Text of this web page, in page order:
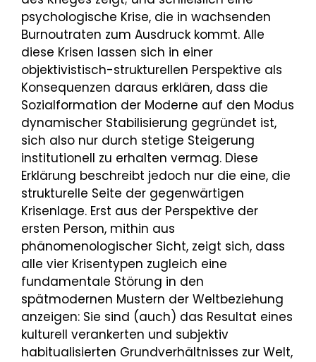
psychologische Krise, die in wachsenden
Burnoutraten zum Ausdruck kommt. Alle
diese Krisen lassen sich in einer
objektivistisch-strukturellen Perspektive als
Konsequenzen daraus erklären, dass die
Sozialformation der Moderne auf den Modus
dynamischer Stabilisierung gegründet ist,
sich also nur durch stetige Steigerung
institutionell zu erhalten vermag. Diese
Erklärung beschreibt jedoch nur die eine, die
strukturelle Seite der gegenwärtigen
Krisenlage. Erst aus der Perspektive der
ersten Person, mithin aus
phänomenologischer Sicht, zeigt sich, dass
alle vier Krisentypen zugleich eine
fundamentale Störung in den
spätmodernen Mustern der Weltbeziehung
anzeigen: Sie sind (auch) das Resultat eines
kulturell verankerten und subjektiv
habitualisierten Grundverhältnisses zur Welt,